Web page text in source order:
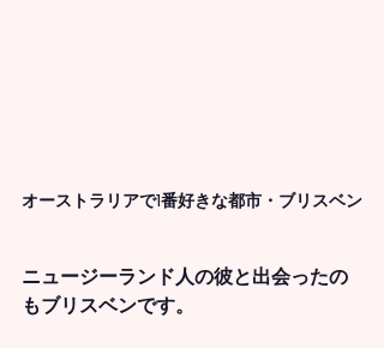
オーストラリアで1番好きな都市・ブリスベン
ニュージーランド人の彼と出会ったの
もブリスベンです。